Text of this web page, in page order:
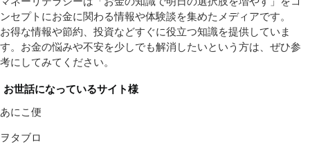
ンセプトにお金に関わる情報や体験談を集めたメディアです。
お得な情報や節約、投資などすぐに役立つ知識を提供していま
す。お金の悩みや不安を少しでも解消したいという方は、ぜひ参
考にしてみてください。
お世話になっているサイト様
あにこ便
ヲタブロ